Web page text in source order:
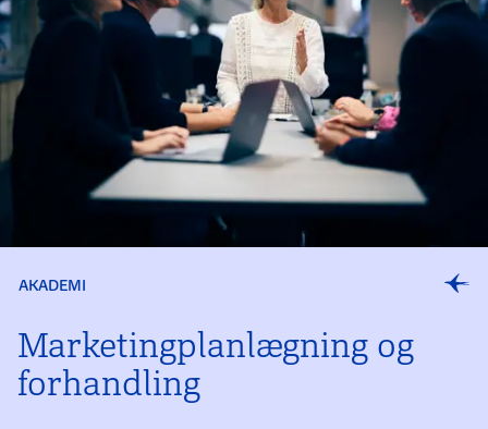
AKADEMI
Marketing­planlægning og
forhand­ling